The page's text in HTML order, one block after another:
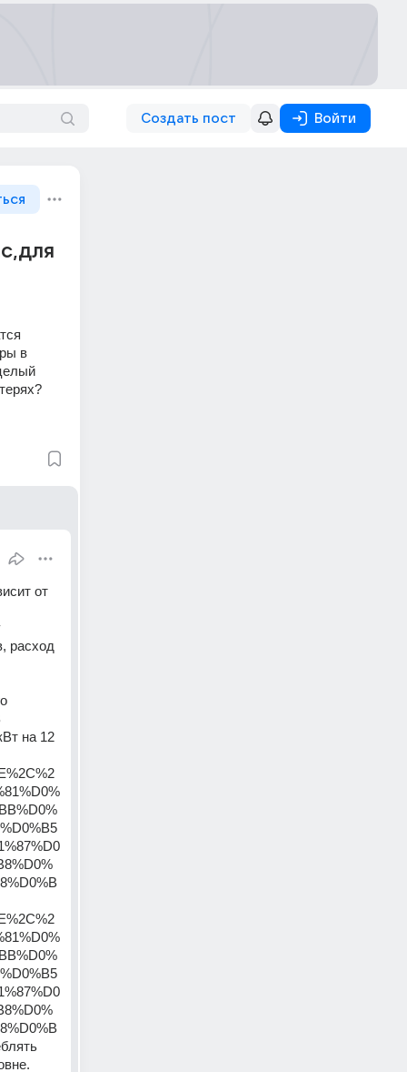
Создать пост Войти
в
от
расход
на 12